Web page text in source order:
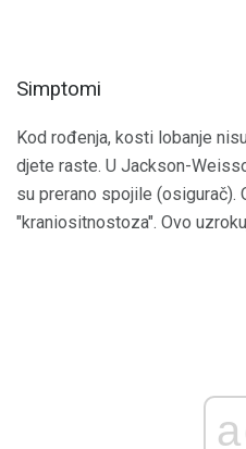
Simptomi
Kod rođenja, kosti lobanje
djete raste. U Jackson-
su prerano spojile (osigurač).
"kraniositnostoza". Ovo